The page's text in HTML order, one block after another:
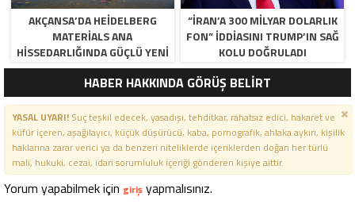
AKÇANSA’DA HEIDELBERG
MATERIALS ANA
HISSEDARLIĞINDA GÜÇLÜ YENI
DÖNEM BAŞLIYOR
“İRAN’A 300 MILYAR DOLARLIK
FON” IDDIASINI TRUMP’IN SAĞ
KOLU DOĞRULADI
HABER HAKKINDA GÖRÜŞ BELİRT
YASAL UYARI!Suç teşkil edecek, yasadışı, tehditkar, rahatsız edici, hakaret ve
küfür içeren, aşağılayıcı, küçük düşürücü, kaba, pornografik, ahlaka aykırı, kişilik
haklarına zarar verici ya da benzeri niteliklerde içeriklerden doğan her türlü
mali, hukuki, cezai, idari sorumluluk içeriği gönderen kişiye aittir.
Yorum yapabilmek için giriş yapmalısınız.